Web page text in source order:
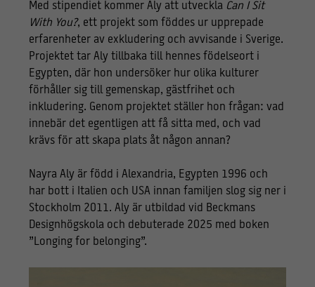
Med stipendiet kommer Aly att utveckla Can I Sit
With You?, ett projekt som föddes ur upprepade
erfarenheter av exkludering och avvisande i Sverige.
Projektet tar Aly tillbaka till hennes födelseort i
Egypten, där hon undersöker hur olika kulturer
förhåller sig till gemenskap, gästfrihet och
inkludering. Genom projektet ställer hon frågan: vad
innebär det egentligen att få sitta med, och vad
krävs för att skapa plats åt någon annan?
Nayra Aly är född i Alexandria, Egypten 1996 och
har bott i Italien och USA innan familjen slog sig ner i
Stockholm 2011. Aly är utbildad vid Beckmans
Designhögskola och debuterade 2025 med boken
”Longing for belonging”.